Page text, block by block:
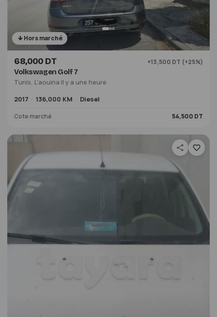
Hors marché
68,000 DT +13,500 DT (+25%)
Volkswagen Golf 7
Tunis, L'aouina·Il y a une heure
2017
136,000 KM Diesel
Cote marché 54,500 DT